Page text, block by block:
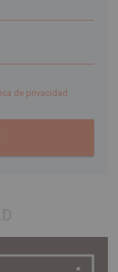
de privacidad